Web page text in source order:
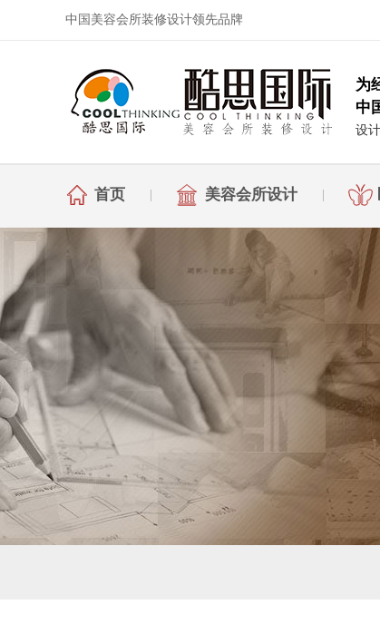
中国美容会所装修设计领先品牌
为
中
设
首页 美容会所设计